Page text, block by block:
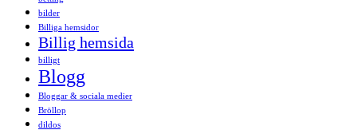
bilder
Billiga hemsidor
Billig hemsida
billigt
Blogg
Bloggar & sociala medier
Bröllop
dildos